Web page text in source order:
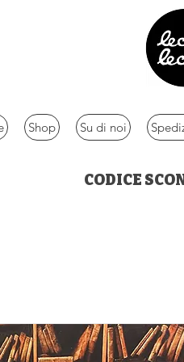
Shop Su di noi
CODICE